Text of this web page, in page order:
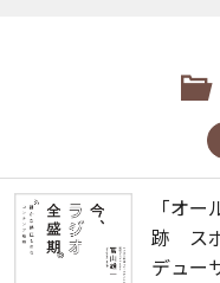
「オ
跡 ス
デュー